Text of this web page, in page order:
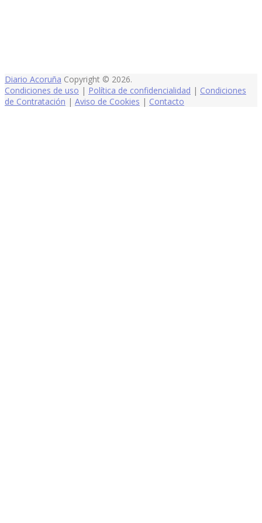
Diario Acoruña Copyright © 2026.
Condiciones de uso | Política de confidencialidad | Condiciones
de Contratación | Aviso de Cookies | Contacto